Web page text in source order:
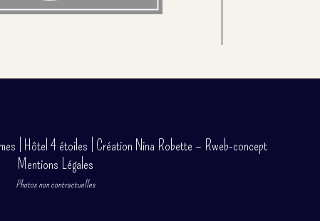
| Hôtel 4 étoiles | Création Nina Robette – Rweb-concept
Mentions Légales
Photos non contractuelles